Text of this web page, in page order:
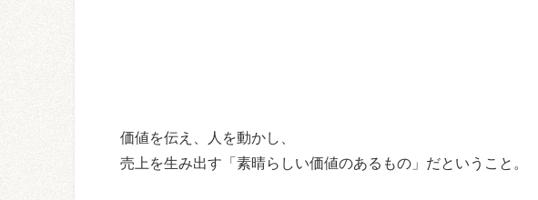
価値を伝え、人を動かし、
売上を生み出す「素晴らしい価値のあるもの」だということ。